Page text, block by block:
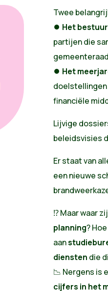
Twee
⏺️ Het
partijen die
⏺️ Het
doelstellingen
financiële
Lijvige
beleidsvisies
Er staat van
een nieuwe
⁉️ Maar waar
planning?
aan
diensten die
📉 Nergens is
cijfers in het